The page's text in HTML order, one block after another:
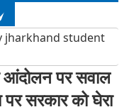
jharkhand student
आंदोलन पर सवाल
पर सरकार को घेरा